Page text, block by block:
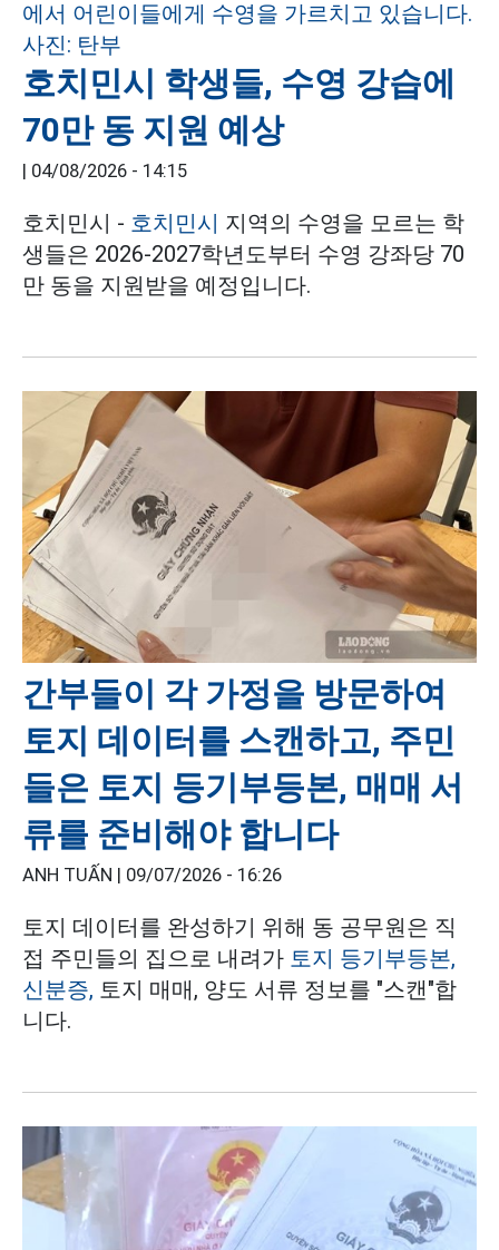
호치민시 학생들, 수영 강습에
70만 동 지원 예상
| 04/08/2026 - 14:15
호치민시 - 호치민시 지역의 수영을 모르는 학
생들은 2026-2027학년도부터 수영 강좌당 70
만 동을 지원받을 예정입니다.
간부들이 각 가정을 방문하여
토지 데이터를 스캔하고, 주민
들은 토지 등기부등본, 매매 서
류를 준비해야 합니다
ANH TUẤN | 09/07/2026 - 16:26
토지 데이터를 완성하기 위해 동 공무원은 직
접 주민들의 집으로 내려가 토지 등기부등본,
신분증, 토지 매매, 양도 서류 정보를 "스캔"합
니다.